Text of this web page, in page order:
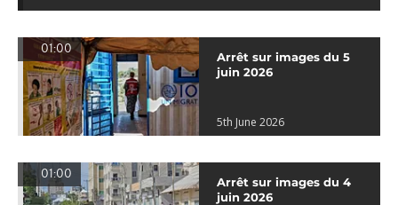
01:00
Arrêt sur images du 5
juin 2026
5th June 2026
01:00
Arrêt sur images du 4
juin 2026